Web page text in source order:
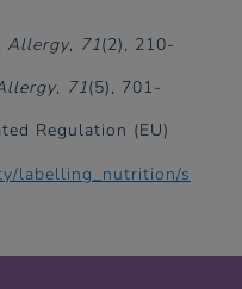
Allergy, 71(2), 210-
, 71(5), 701-
Regulation (EU)
labelling_nutrition/s